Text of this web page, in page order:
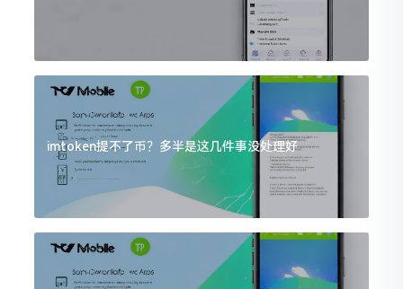
imtoken提不了币？多半是这几件事没处理好